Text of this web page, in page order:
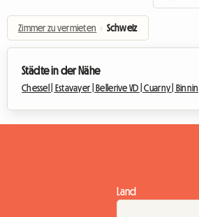
Zimmer zu vermieten › Schweiz
Städte in der Nähe
Chessel | Estavayer | Bellerive VD |Cuarny |
Land